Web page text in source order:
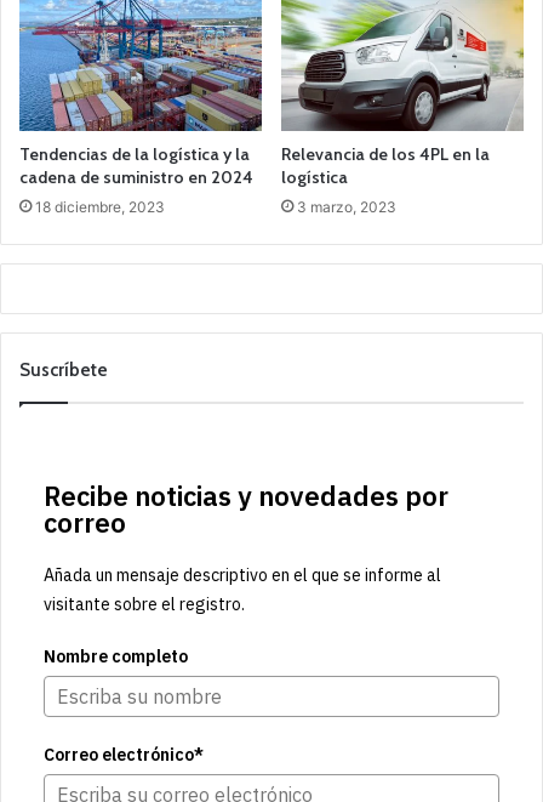
Tendencias de la logística y la
cadena de suministro en 2024
18 diciembre, 2023
Relevancia de los 4PL en la
logística
3 marzo, 2023
Suscríbete
Recibe noticias y novedades por
correo
Añada un mensaje descriptivo en el que se informe al
visitante sobre el registro.
Nombre completo
Correo electrónico*